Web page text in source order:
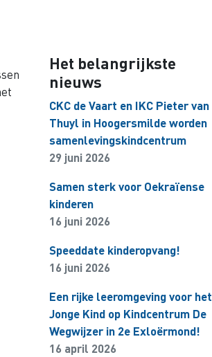
Het belangrijkste
nieuws
CKC de Vaart en IKC Pieter van
Thuyl in Hoogersmilde worden
samenlevingskindcentrum
29 juni 2026
Samen sterk voor Oekraïense
kinderen
16 juni 2026
Speeddate kinderopvang!
16 juni 2026
Een rijke leeromgeving voor het
Jonge Kind op Kindcentrum De
Wegwijzer in 2e Exloërmond!
16 april 2026